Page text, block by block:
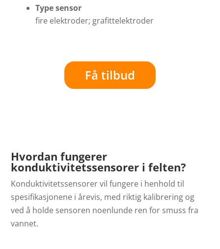
Type sensor
fire elektroder; grafittelektroder
Få tilbud
Hvordan fungerer
konduktivitetssensorer i felten?
Konduktivitetssensorer vil fungere i henhold til
spesifikasjonene i årevis, med riktig kalibrering og
ved å holde sensoren noenlunde ren for smuss fra
vannet.